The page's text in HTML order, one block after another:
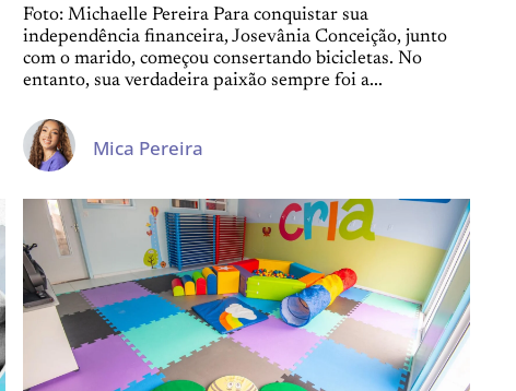
Foto: Michaelle Pereira Para conquistar sua
independência financeira, Josevânia Conceição, junto
com o marido, começou consertando bicicletas. No
entanto, sua verdadeira paixão sempre foi a...
Mica Pereira